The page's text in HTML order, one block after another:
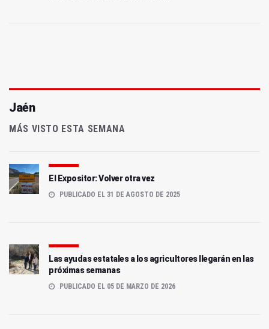
Jaén
MÁS VISTO ESTA SEMANA
El Expositor: Volver otra vez
PUBLICADO EL 31 DE AGOSTO DE 2025
Las ayudas estatales a los agricultores llegarán en las
próximas semanas
PUBLICADO EL 05 DE MARZO DE 2026